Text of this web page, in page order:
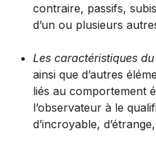
contraire, passifs,
d’un ou plusieurs
Les caractéristiques
ainsi que d’autres
liés au comportement
l’observateur à le
d’incroyable,